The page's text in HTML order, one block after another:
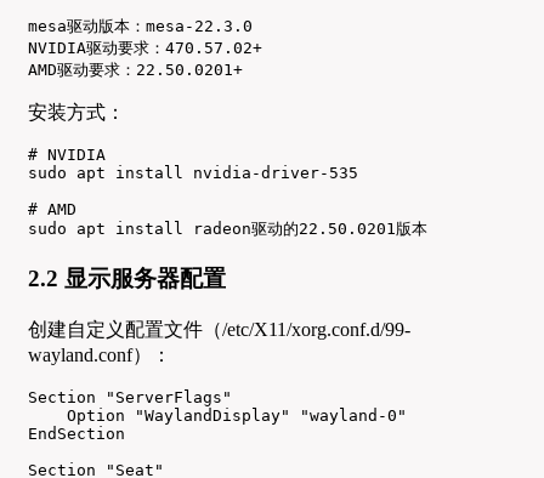
mesa驱动版本：mesa-22.3.0
NVIDIA驱动要求：470.57.02+
AMD驱动要求：22.50.0201+
安装方式：
# NVIDIA
sudo apt install nvidia-driver-535
# AMD
sudo apt install radeon驱动的22.50.0201版本
2.2 显示服务器配置
创建自定义配置文件（/etc/X11/xorg.conf.d/99-
wayland.conf）：
Section "ServerFlags"
    Option "WaylandDisplay" "wayland-0"
EndSection
Section "Seat"